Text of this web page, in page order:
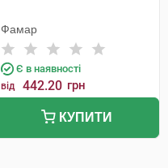
Фамар
Є в наявності
від 442.20 грн
КУПИТИ